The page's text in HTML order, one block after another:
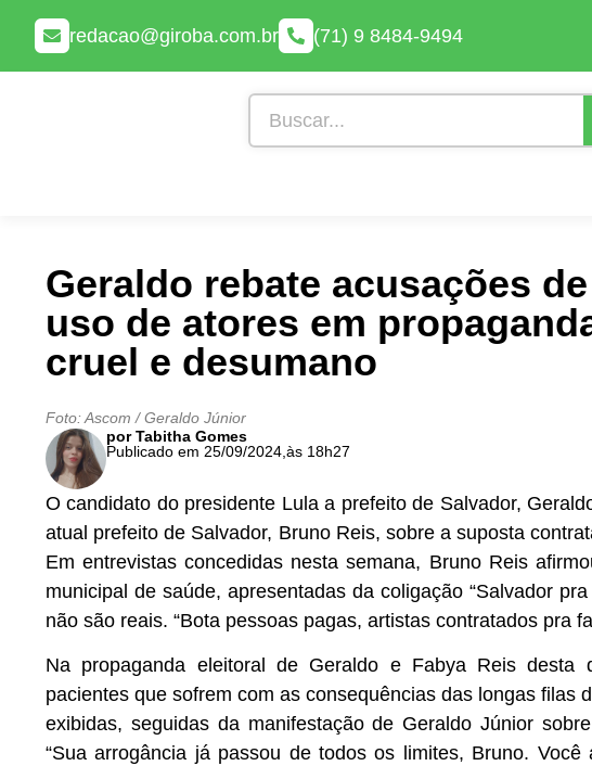
redacao@giroba.com.br (71) 9 8484-9494
Geraldo rebate acusações
uso de atores em
cruel e desumano
Foto: Ascom / Geraldo Júnior
por Tabitha Gomes
Publicado em 25/09/2024, às 18h27
O candidato do presidente Lula a prefeito de Salvador,
atual prefeito de Salvador, Bruno Reis, sobre a suposta
Em entrevistas concedidas nesta semana, Bruno Reis
municipal de saúde, apresentadas da coligação “Salvador
não são reais. “Bota pessoas pagas, artistas contratados pra
Na propaganda eleitoral de Geraldo e Fabya Reis desta
pacientes que sofrem com as consequências das longas filas
exibidas, seguidas da manifestação de Geraldo Júnior
“Sua arrogância já passou de todos os limites, Bruno.